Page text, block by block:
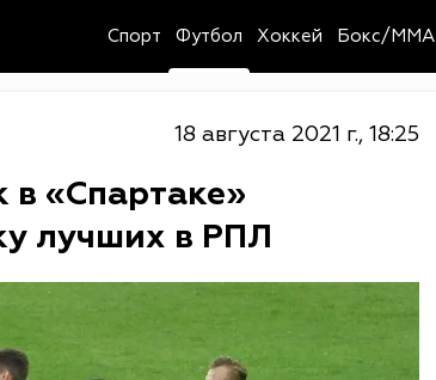
Спорт Футбол Хоккей Бокс/MMA
18 августа 2021 г., 18:25
в «Спартаке»
лучших в РПЛ